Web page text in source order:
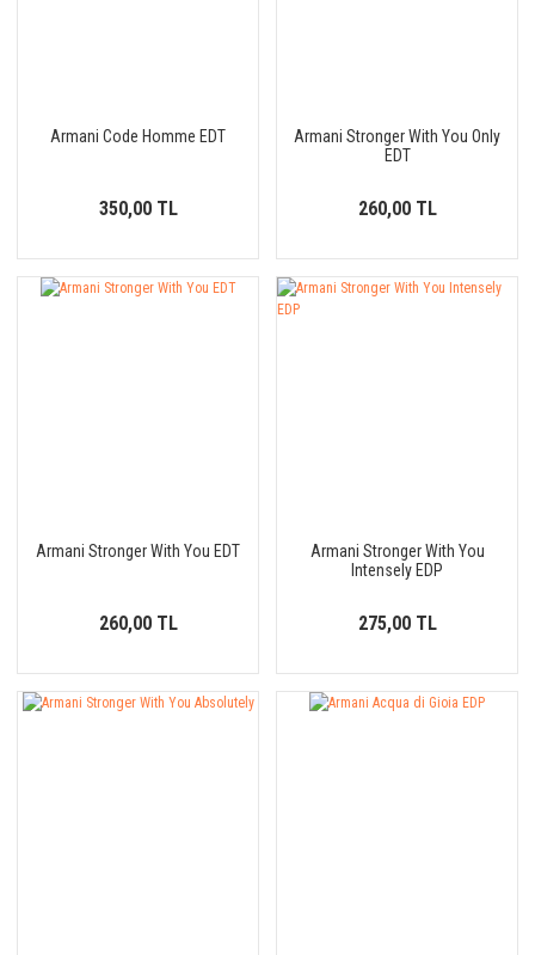
Armani Code Homme EDT
350,00 TL
Armani Stronger With You Only
EDT
260,00 TL
Armani Stronger With You EDT
260,00 TL
Armani Stronger With You
Intensely EDP
275,00 TL